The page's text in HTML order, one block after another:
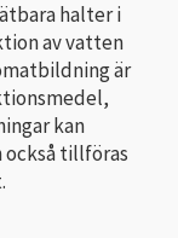
halter i
av vatten
är
kan
tillföras